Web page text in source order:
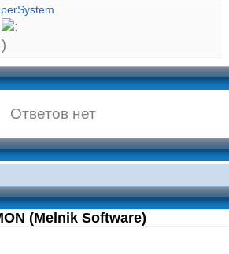
Ответов нет
(Melnik Software)